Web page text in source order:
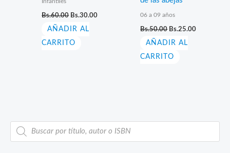
Bs.60.00 El
original
era:
Bs.60.00.
Bs.30.00
AÑADIR AL
CARRITO
06 a 09 años
Bs.50.00 El
original
era:
Bs.50.00.
Bs.25.00
AÑADIR AL
CARRITO
B